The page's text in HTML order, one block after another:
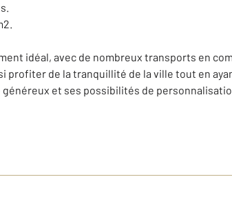
idéal, avec de nombreux transports en
de la tranquillité de la ville tout en
et ses possibilités de